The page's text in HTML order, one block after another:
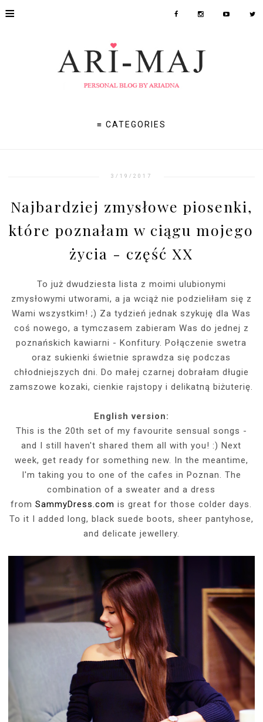
≡
≡ CATEGORIES
3/19/2017
Najbardziej zmysłowe piosenki,
które poznałam w ciągu mojego
życia - część XX
To już dwudziesta lista z moimi ulubionymi
zmysłowymi utworami, a ja wciąż nie podzieliłam się z
Wami wszystkim! ;) Za tydzień jednak szykuję dla Was
coś nowego, a tymczasem zabieram Was do jednej z
poznańskich kawiarni - Konfitury. Połączenie swetra
oraz sukienki świetnie sprawdza się podczas
chłodniejszych dni. Do małej czarnej dobrałam długie
zamszowe kozaki, cienkie rajstopy i delikatną biżuterię.
English version:
This is the 20th set of my favourite sensual songs -
and I still haven't shared them all with you! :) Next
week, get ready for something new. In the meantime,
I'm taking you to one of the cafes in Poznan. The
combination of a sweater and a dress
fromSammyDress.com is great for those colder days.
To it I added long, black suede boots, sheer pantyhose,
and delicate jewellery.